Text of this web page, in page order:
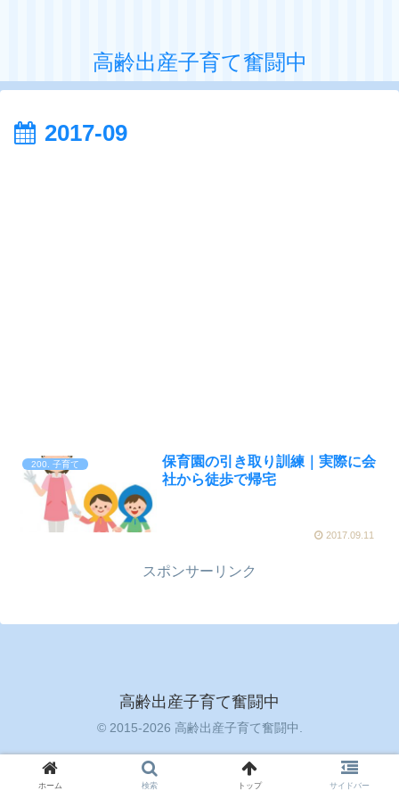
高齢出産子育て奮闘中
2017-09
200. 子育て
保育園の引き取り訓練｜実際に会
社から徒歩で帰宅
2017.09.11
スポンサーリンク
高齢出産子育て奮闘中
© 2015-2026 高齢出産子育て奮闘中.
ホーム 検索 トップ サイドバー